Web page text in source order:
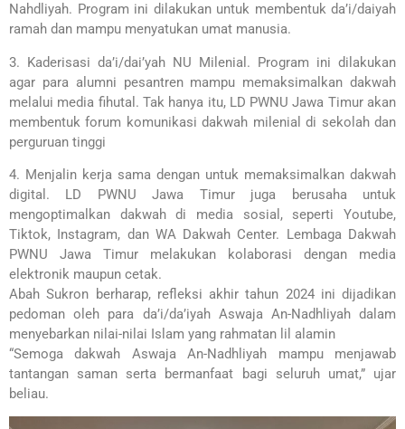
Nahdliyah. Program ini dilakukan untuk membentuk da’i/daiyah
ramah dan mampu menyatukan umat manusia.
3. Kaderisasi da’i/dai’yah NU Milenial. Program ini dilakukan
agar para alumni pesantren mampu memaksimalkan dakwah
melalui media fihutal. Tak hanya itu, LD PWNU Jawa Timur akan
membentuk forum komunikasi dakwah milenial di sekolah dan
perguruan tinggi
4. Menjalin kerja sama dengan untuk memaksimalkan dakwah
digital. LD PWNU Jawa Timur juga berusaha untuk
mengoptimalkan dakwah di media sosial, seperti Youtube,
Tiktok, Instagram, dan WA Dakwah Center. Lembaga Dakwah
PWNU Jawa Timur melakukan kolaborasi dengan media
elektronik maupun cetak.
Abah Sukron berharap, refleksi akhir tahun 2024 ini dijadikan
pedoman oleh para da’i/da’iyah Aswaja An-Nadhliyah dalam
menyebarkan nilai-nilai Islam yang rahmatan lil alamin
“Semoga dakwah Aswaja An-Nadhliyah mampu menjawab
tantangan saman serta bermanfaat bagi seluruh umat,” ujar
beliau.